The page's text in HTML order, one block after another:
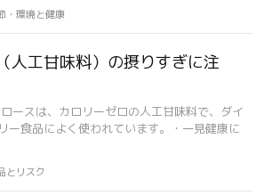
・環境と健康
人工甘味料）の摂りすぎに注
ースは、カロリーゼロの人工甘味料で、ダイ
ー食品によく使われています。・一見健康に
とリスク